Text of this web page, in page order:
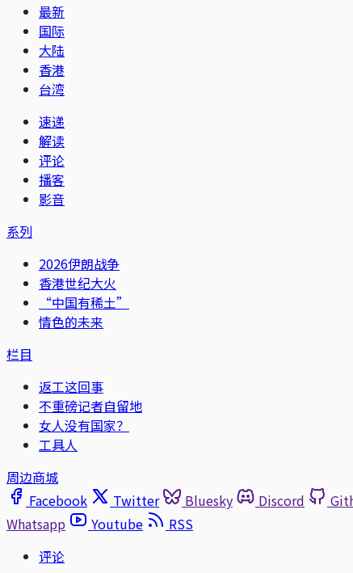
最新
国际
大陆
香港
台湾
速递
解读
评论
播客
影音
系列
2026伊朗战争
香港世纪大火
“中国有稀土”
情色的未来
栏目
返工这回事
不重磅记者自留地
女人没有国家？
工具人
周边商城
Facebook
Twitter Bluesky Discord
Whatsapp
Youtube
RSS
评论